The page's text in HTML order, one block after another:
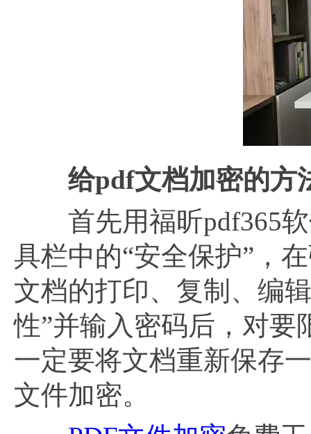
给pdf文档加密的方
首先用福昕pdf365软
具栏中的“安全保护”，
文档的打印、复制、编
性”并输入密码后，对要
一定要将文档重新保存
文件加密。